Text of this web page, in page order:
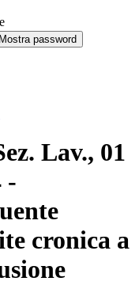
Mostra password
Lav., 01
-
cronica a